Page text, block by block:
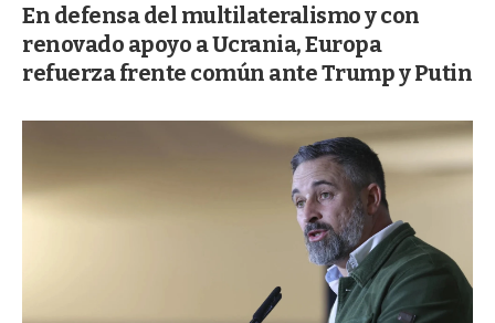
En defensa del multilateralismo y con
renovado apoyo a Ucrania, Europa
refuerza frente común ante Trump y Putin